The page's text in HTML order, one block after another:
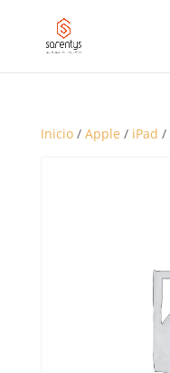
PRODUCTOS
Inicio/ Apple / iPad /